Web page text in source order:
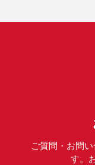
ご質問・お問
す。